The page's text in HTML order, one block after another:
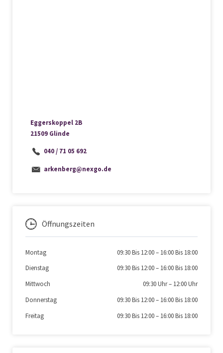
Eggerskoppel 2B
21509 Glinde
040 / 71 05 692
arkenberg@nexgo.de
Öffnungszeiten
Montag 09:30 Bis 12:00– 16:00 Bis 18:00
Dienstag
09:30 Bis 12:00– 16:00 Bis 18:00
Mittwoch
09:30 Uhr– 12:00 Uhr
Donnerstag
09:30 Bis 12:00– 16:00 Bis 18:00
Freitag
09:30 Bis 12:00– 16:00 Bis 18:00